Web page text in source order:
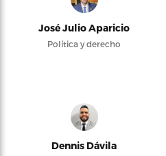
José Julio Aparicio
Política y derecho
Dennis Dávila